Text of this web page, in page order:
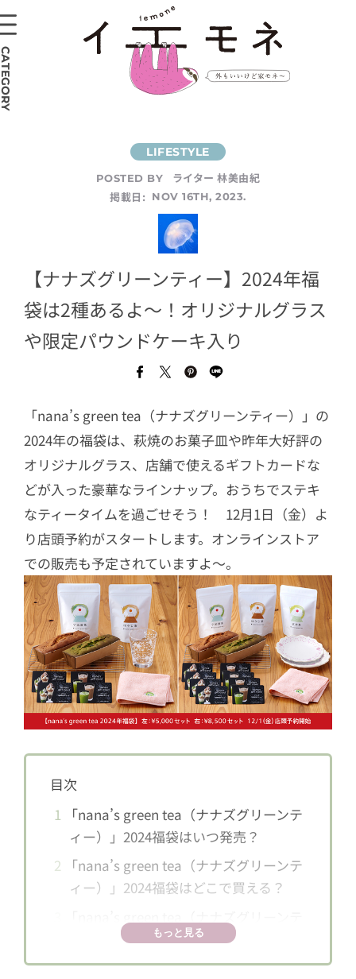
POSTED BY
ライター 林美由紀
掲載日:
NOV 16TH, 2023.
【ナナズグリーンティー】2024年福
袋は2種あるよ～！オリジナルグラス
や限定パウンドケーキ入り
「nana’s green tea（ナナズグリーンティー）」の
2024年の福袋は、萩焼のお菓子皿や昨年大好評の
オリジナルグラス、店舗で使えるギフトカードな
どが入った豪華なラインナップ。おうちでステキ
なティータイムを過ごせそう！ 12月1日（金）よ
り店頭予約がスタートします。オンラインストア
での販売も予定されていますよ～。
目次
1
「nana’s green tea（ナナズグリーンテ
ィー）」2024福袋はいつ発売？
2 「nana’s green tea（ナナズグリーンテ
ィー）」2024福袋はどこで買える？
ィー）」2024福袋のラインナップや中
身は？
もっと見る